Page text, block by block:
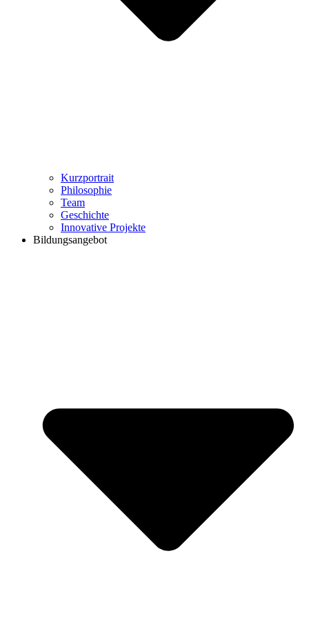
Kurzportrait
Philosophie
Team
Geschichte
Innovative Projekte
Bildungsangebot